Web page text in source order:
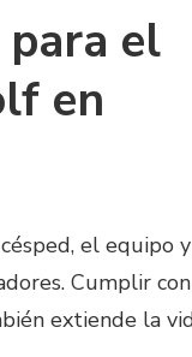
para el
en
el equipo
Cumplir
extiende la